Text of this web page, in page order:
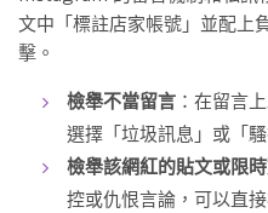
文中「標註店家帳號」並配上
擊。
檢舉不當留言 ：在留言
選擇「垃圾訊息」或「騷
檢舉該網紅的貼文或限
控或仇恨言論，可以直